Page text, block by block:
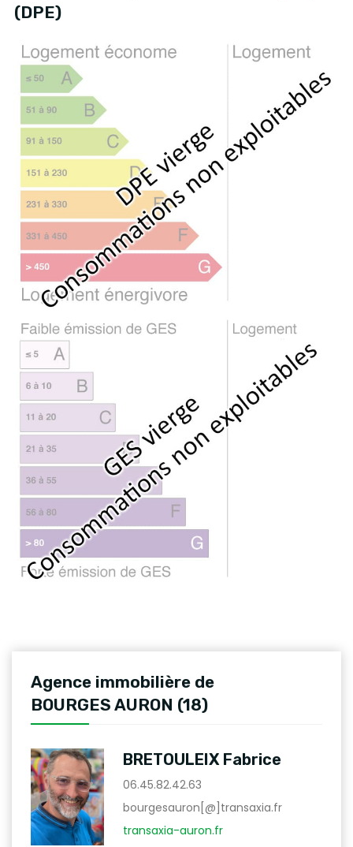
(DPE)
Agence immobilière de
BOURGES AURON (18)
BRETOULEIX Fabrice
06.45.82.42.63
bourgesauron[@]transaxia.fr
transaxia-auron.fr